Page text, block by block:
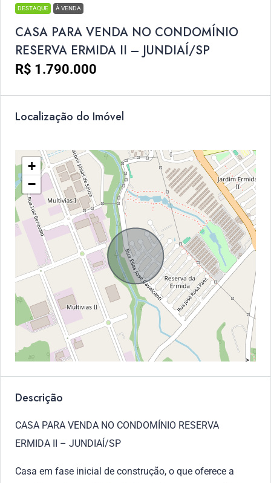
DESTAQUE À VENDA
CASA PARA VENDA NO CONDOMÍNIO
RESERVA ERMIDA II – JUNDIAÍ/SP
R$ 1.790.000
Localização do Imóvel
+
−
Descrição
CASA PARA VENDA NO CONDOMÍNIO RESERVA
ERMIDA II – JUNDIAÍ/SP
Casa em fase inicial de construção, o que oferece a